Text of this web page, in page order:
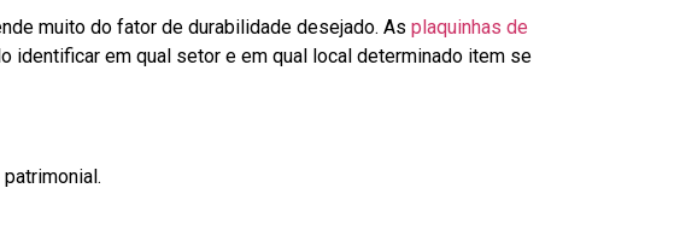
muito do fator de durabilidade desejado. As plaquinhas de
identificar em qual setor e em qual local determinado item se